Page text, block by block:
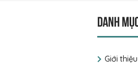
Danh
Giới thiệu